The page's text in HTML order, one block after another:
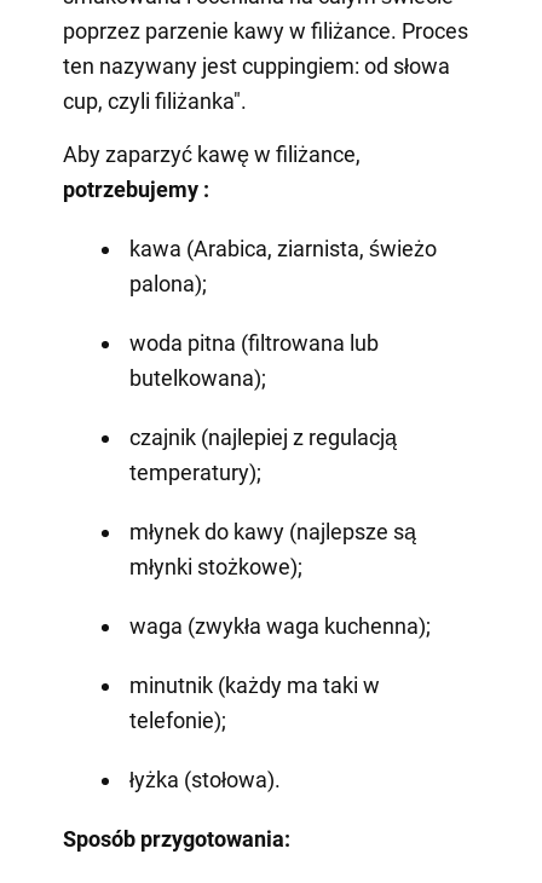
poprzez parzenie kawy w filiżance. Proces
ten nazywany jest cuppingiem: od słowa
cup, czyli filiżanka".
Aby zaparzyć kawę w filiżance,
potrzebujemy :
kawa (Arabica, ziarnista, świeżo
palona);
woda pitna (filtrowana lub
butelkowana);
czajnik (najlepiej z regulacją
temperatury);
młynek do kawy (najlepsze są
młynki stożkowe);
waga (zwykła waga kuchenna);
minutnik (każdy ma taki w
telefonie);
łyżka (stołowa).
Sposób przygotowania: